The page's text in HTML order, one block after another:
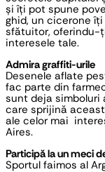
și îți pot spune
ghid, un cicerone
sfătuitor, oferindu-
interesele tale.
Admira graffiti-urile
Desenele aflate
fac parte din
sunt deja simboluri
care sprijină
ale celor mai
Aires.
Participă la un meci
Sportul faimos al